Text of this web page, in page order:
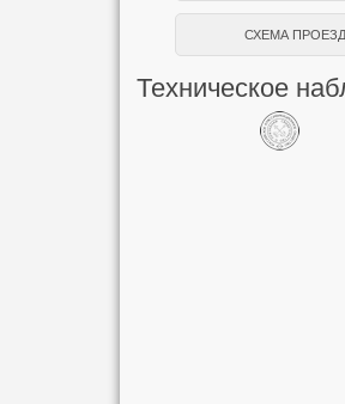
СХЕМА
Техническое